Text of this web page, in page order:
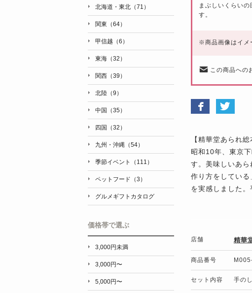
まぶしいくらい
す。
※商品画像はイメ
この商品への
【精華堂あられ総
昭和10年、東京
す。美味しいあ
作り方をしてい
を実感しました
店舗 精華
商品番号
セット内容 手の
北海道・東北（71）
関東（64）
甲信越（6）
東海（32）
関西（39）
北陸（9）
中国（35）
四国（32）
九州・沖縄（54）
季節イベント（111）
ペットフード（3）
グルメギフトカタログ
価格帯で選ぶ
3,000円未満
3,000円〜
5,000円〜